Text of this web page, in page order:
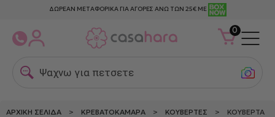
ΔΩΡΕΑΝ ΜΕΤΑΦΟΡΙΚΑ ΓΙΑ ΑΓΟΡΕΣ ΑΝΩ ΤΩΝ 25€ ΜΕ
0
Ψαχνω για πετσετες θ
ΑΡΧΙΚΉ ΣΕΛΊΔΑ > ΚΡΕΒΑΤΟΚΆΜΑΡΑ > ΚΟΥΒΈΡΤΕΣ > ΚΟΥΒΈΡΤΑ